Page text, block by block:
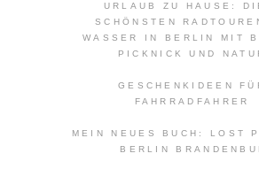
URLAUB ZU HAUSE:
SCHÖNSTEN
WASSER IN BERLIN MIT
PICKNICK UND
GESCHENKIDEEN
FAHRRADFAHRER
MEIN NEUES BUCH: LOST
BERLIN